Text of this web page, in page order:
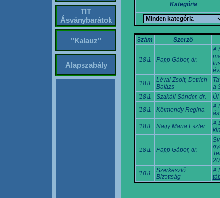
TIT
Ásványbarátok
"Kalauz"
Alapszabály
Kategória
Szám Szerző
'18\1 Papp Gábor, dr.
A
'18\1
Lévai Zsolt, Detrich
Balázs
a
'18\1
Szakáll Sándor, dr.
Új
'18\1
Körmendy Regina
A
'18\1
Nagy Mária Eszter
A
'18\1 Papp Gábor, dr.
'18\1
Szerkesztő
Bizottság
A